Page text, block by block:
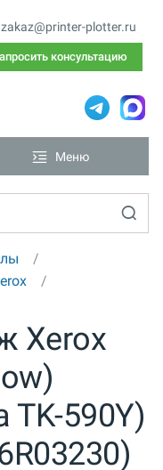
zakaz@printer-plotter.ru
консультацию
Меню
Xerox
TK-590Y)